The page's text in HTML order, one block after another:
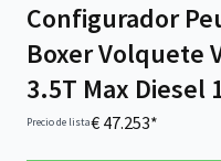
Configurador
Boxer Volquete
3.5T Max Diesel
Precio de lista€ 47.253*